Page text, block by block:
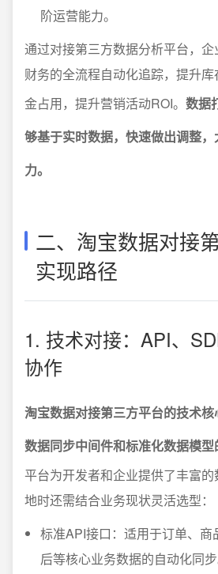
阶运营能力。
通过对接第三方数据分析平台，
财务的全流程自动化追踪，提升
金占用，提升营销活动ROI。 数据
够基于实时数据，快速做出调整
力。
二、淘宝数据对接
实现路径
1. 技术对接：API、
协作
淘宝数据对接第三方平台的技术核
数据同步中间件和标准化数据模型
平台为开发者和企业提供了丰富
地时还需结合业务现状灵活选型：
标准API接口：适用于订单、商
后等核心业务数据的自动化同